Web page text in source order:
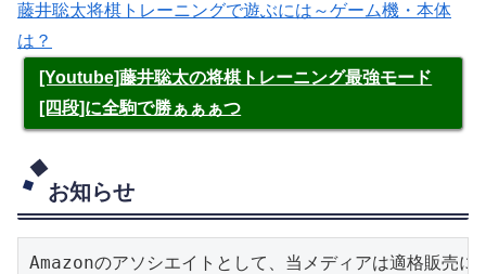
藤井聡太将棋トレーニングで遊ぶには～ゲーム機・本体
は？
[Youtube]藤井聡太の将棋トレーニング最強モード
[四段]に全駒で勝ぁぁぁつ
お知らせ
Amazonのアソシエイトとして、当メディアは適格販売に